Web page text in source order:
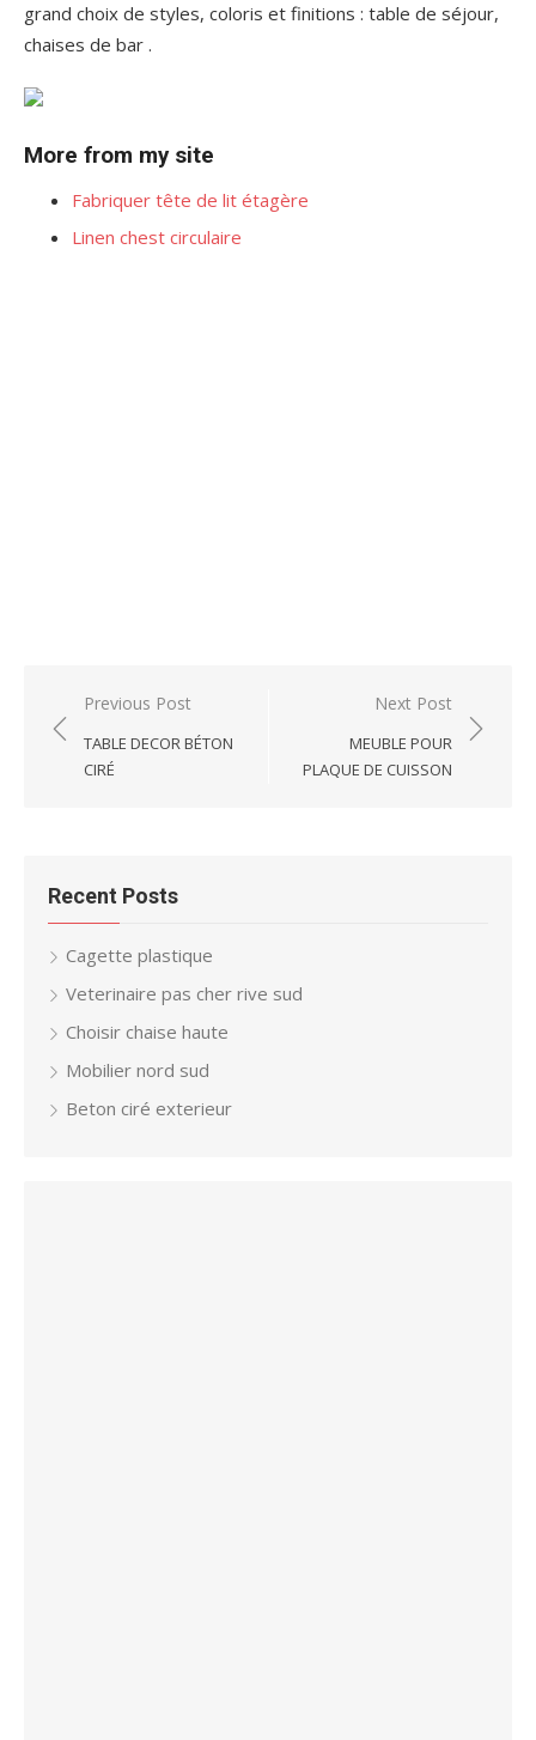
grand choix de styles, coloris et finitions : table de séjour,
chaises de bar .
More from my site
Fabriquer tête de lit étagère
Linen chest circulaire
Post
navigation
Previous Post
TABLE DECOR BÉTON
CIRÉ
Next Post
MEUBLE POUR
PLAQUE DE CUISSON
Recent Posts
Cagette plastique
Veterinaire pas cher rive sud
Choisir chaise haute
Mobilier nord sud
Beton ciré exterieur